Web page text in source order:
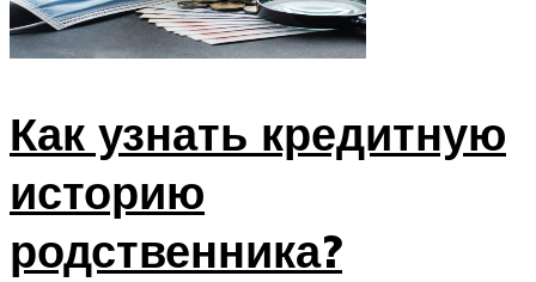
Как узнать кредитную
историю
родственника?